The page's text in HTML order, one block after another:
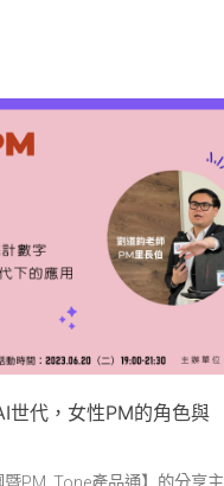
世代，女性PM的角色與